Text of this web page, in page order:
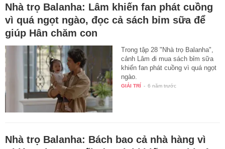
Nhà trọ Balanha: Lâm khiến fan phát cuồng
vì quá ngọt ngào, đọc cả sách bỉm sữa để
giúp Hân chăm con
Trong tập 28 "Nhà trọ Balanha",
cảnh Lâm đi mua sách bỉm sữa
khiến fan phát cuồng vì quá ngọt
ngào.
GIẢI TRÍ - 6 năm trước
Nhà trọ Balanha: Bách bao cả nhà hàng vì